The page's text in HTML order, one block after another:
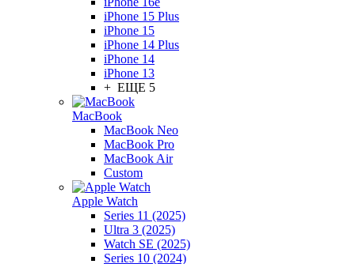
iPhone 15 Plus
iPhone 15
iPhone 14 Plus
iPhone 14
iPhone 13
+ ЕЩЕ 5
MacBook
MacBook Neo
MacBook Pro
MacBook Air
Custom
Apple Watch
Series 11 (2025)
Ultra 3 (2025)
Watch SE (2025)
Series 10 (2024)